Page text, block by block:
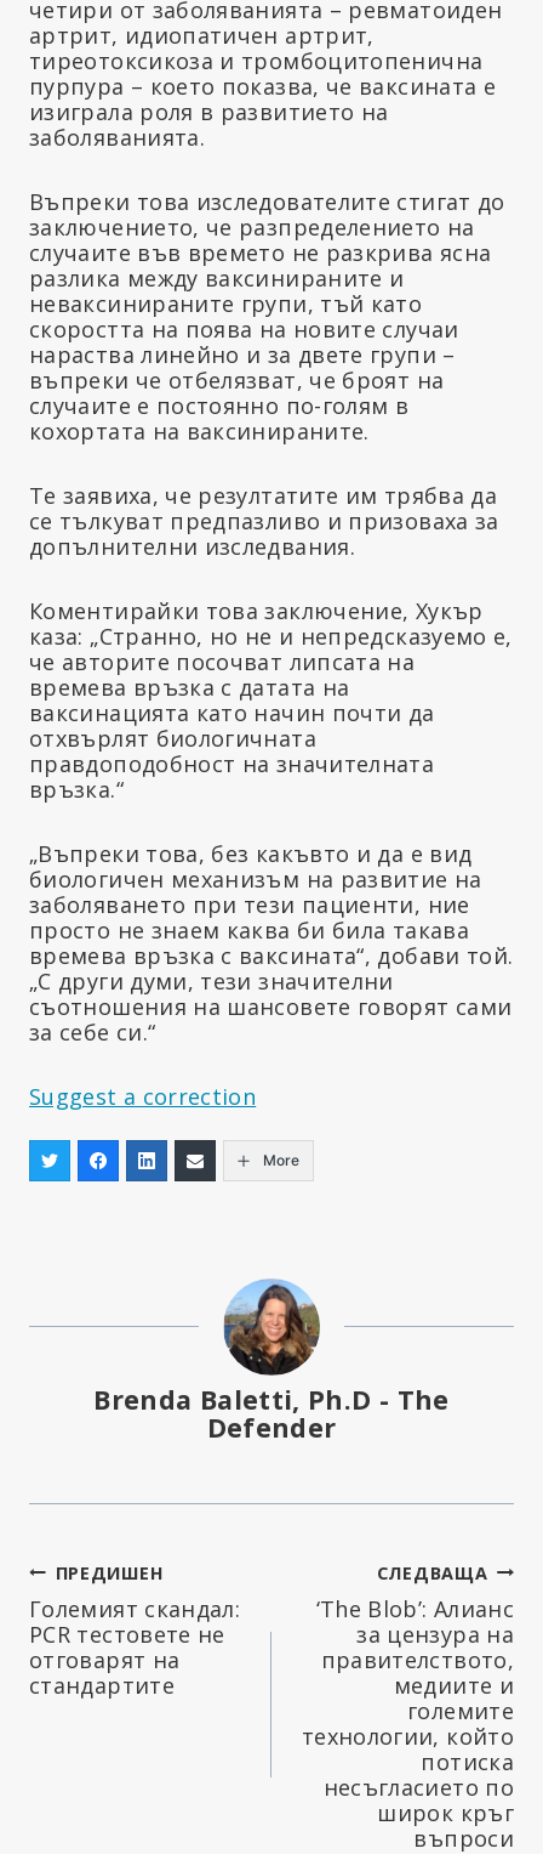
четири от заболяванията – ревматоиден
артрит, идиопатичен артрит,
тиреотоксикоза и тромбоцитопенична
пурпура – което показва, че ваксината е
изиграла роля в развитието на
заболяванията.
Въпреки това изследователите стигат до
заключението, че разпределението на
случаите във времето не разкрива ясна
разлика между ваксинираните и
неваксинираните групи, тъй като
скоростта на поява на новите случаи
нараства линейно и за двете групи –
въпреки че отбелязват, че броят на
случаите е постоянно по-голям в
кохортата на ваксинираните.
Те заявиха, че резултатите им трябва да
се тълкуват предпазливо и призоваха за
допълнителни изследвания.
Коментирайки това заключение, Хукър
каза: „Странно, но не и непредсказуемо е,
че авторите посочват липсата на
времева връзка с датата на
ваксинацията като начин почти да
отхвърлят биологичната
правдоподобност на значителната
връзка.“
„Въпреки това, без какъвто и да е вид
биологичен механизъм на развитие на
заболяването при тези пациенти, ние
просто не знаем каква би била такава
времева връзка с ваксината“, добави той.
„С други думи, тези значителни
съотношения на шансовете говорят сами
за себе си.“
Suggest a correction
More
Brenda Baletti, Ph.D - The
Defender
Навигация
ПРЕДИШЕН
Големият скандал:
PCR тестовете не
отговарят на
стандартите
СЛЕДВАЩА
‘The Blob’: Алианс
за цензура на
правителството,
медиите и
големите
технологии, който
потиска
несъгласието по
широк кръг
въпроси